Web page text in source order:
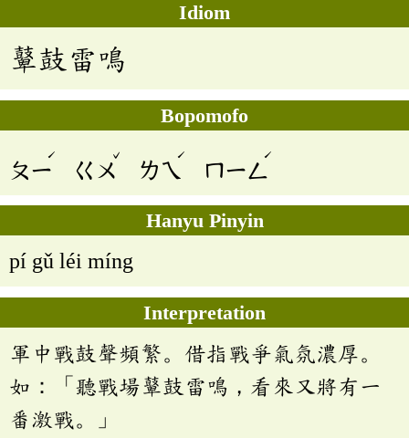
Idiom
鼙鼓雷鳴
Bopomofo
ㄆㄧ
ˊ
ㄍㄨ
ˇ
ㄌㄟ
ˊ
ㄇㄧㄥ
ˊ
Hanyu Pinyin
pí gǔ léi míng
Interpretation
軍中戰鼓聲頻繁。借指戰爭氣氛濃厚。
如：「聽戰場鼙鼓雷鳴，看來又將有一
番激戰。」